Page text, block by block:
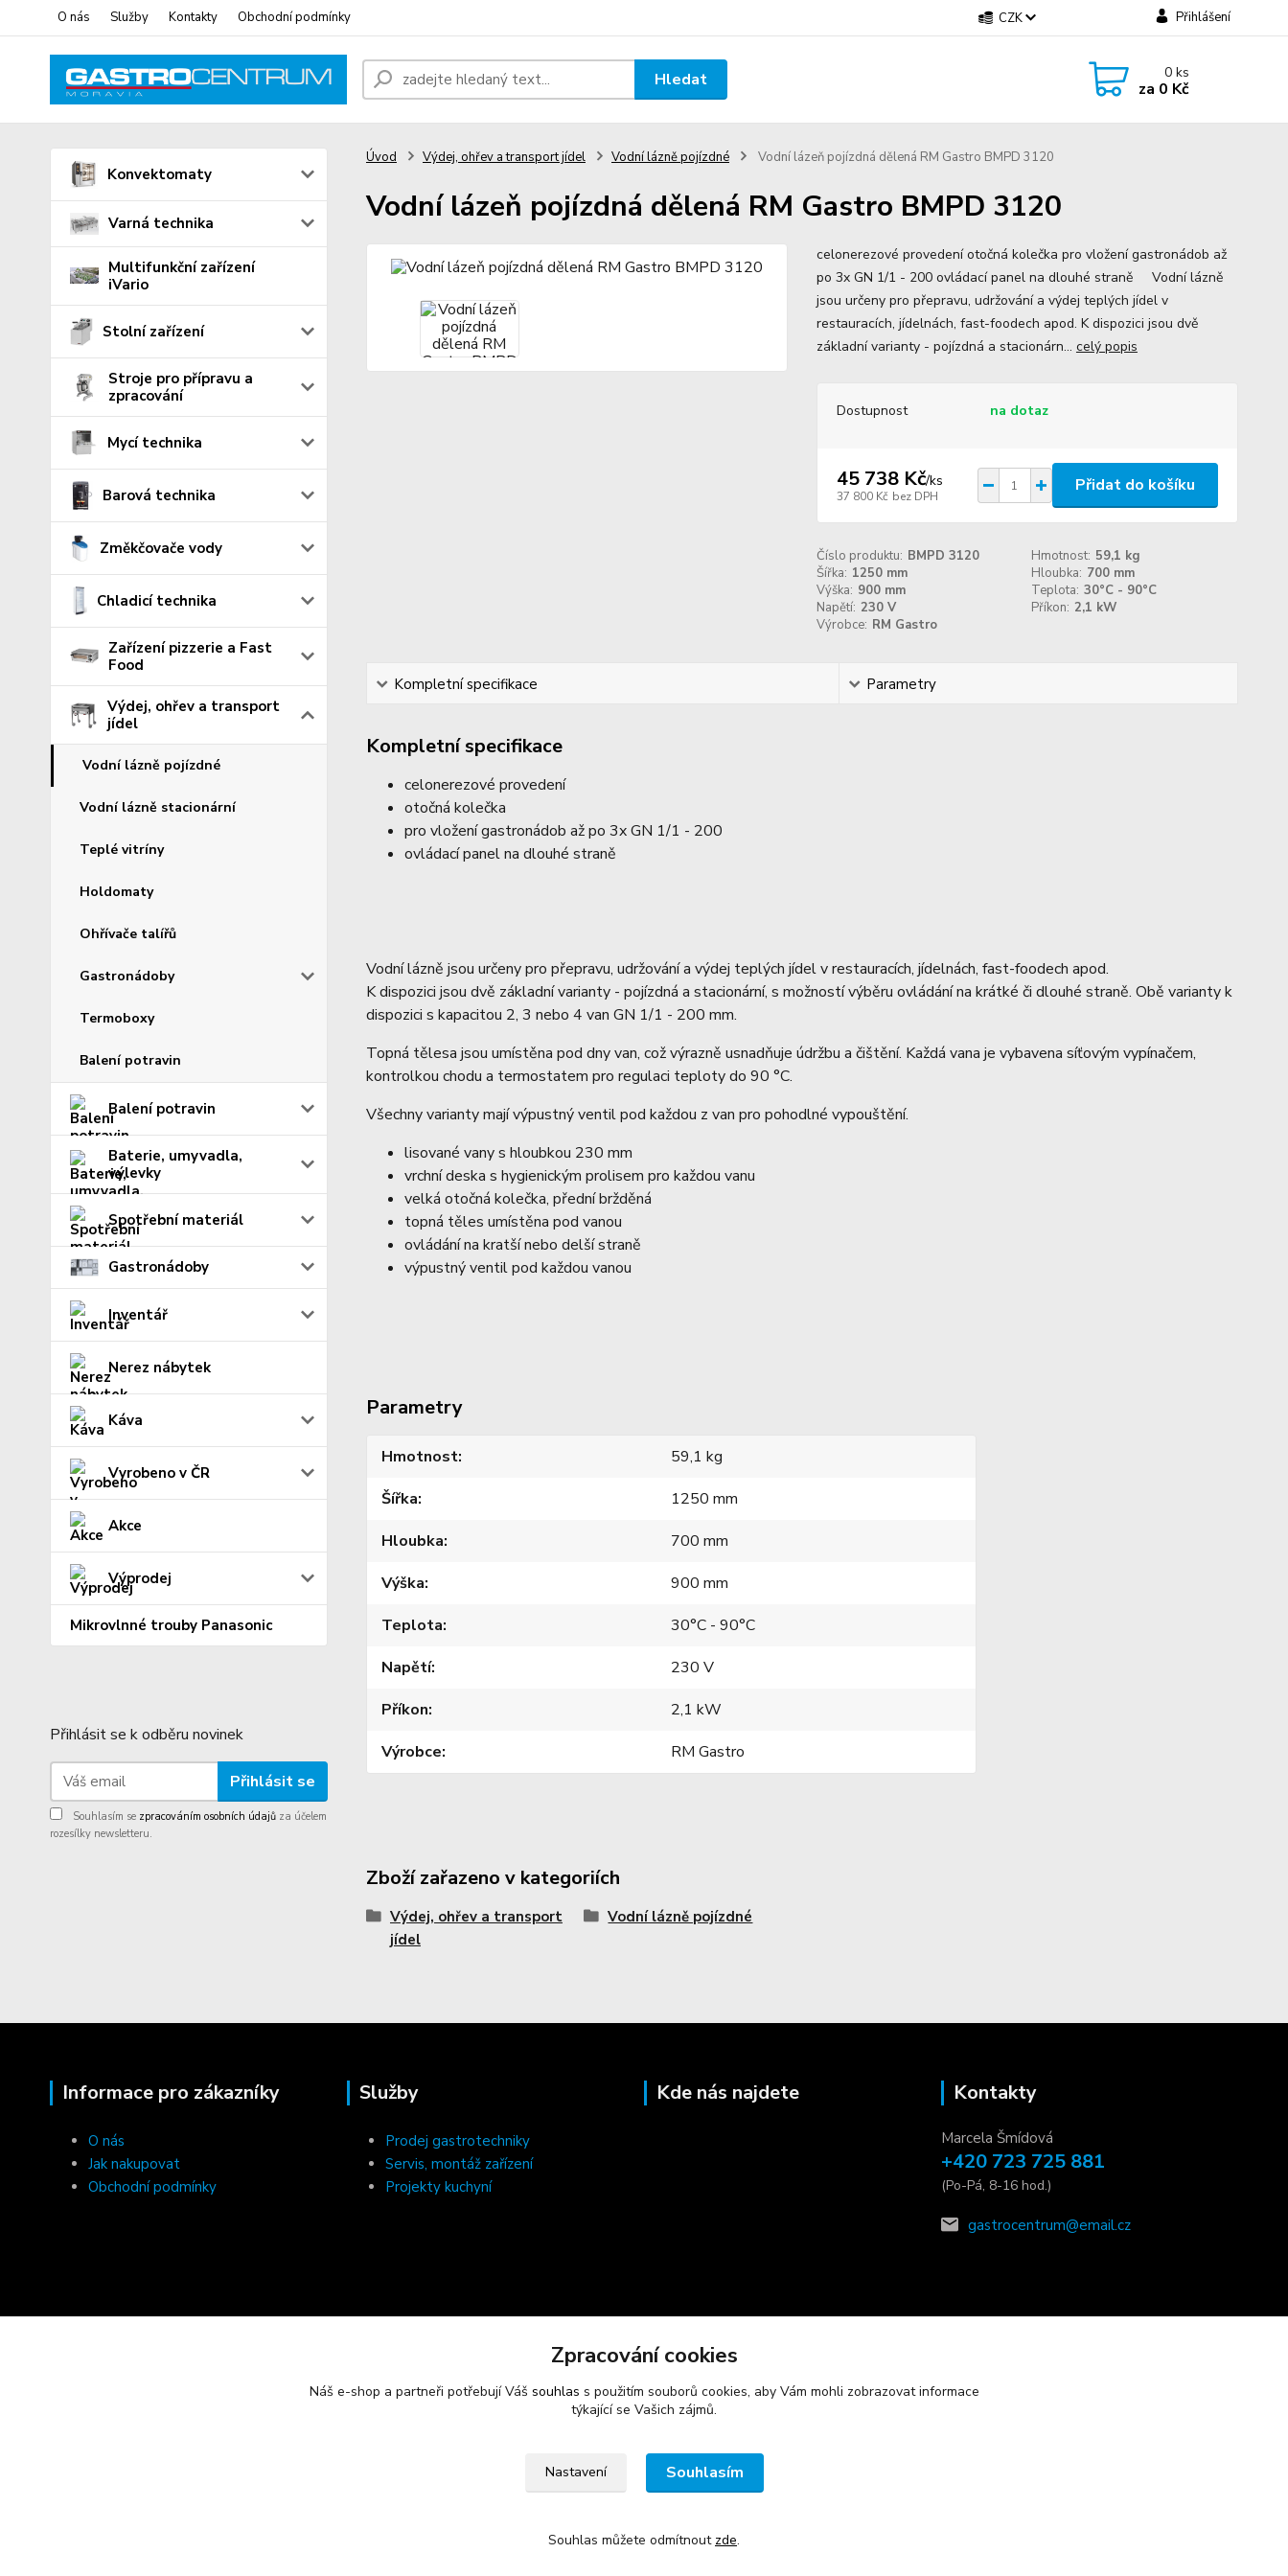
O nás Služby Kontakty Obchodní podmínky CZK Přihlášení
Hledat 0ks
za 0 Kč
Konvektomaty
Varná technika
Multifunkční zařízení
iVario
Stolní zařízení
Stroje pro přípravu a
zpracování
Mycí technika
Barová technika
Změkčovače vody
Chladicí technika
Zařízení pizzerie a Fast
Food
Výdej, ohřev a transport
jídel
Vodní lázně pojízdné
Vodní lázně stacionární
Teplé vitríny
Holdomaty
Ohřívače talířů
Gastronádoby
Termoboxy
Balení potravin
Balení potravin
Baterie, umyvadla,
výlevky
Spotřební materiál
Gastronádoby
Inventář
Nerez nábytek
Káva
Vyrobeno v ČR
Akce
Výprodej
Mikrovlnné trouby Panasonic
Přihlásit se k odběru novinek
Přihlásit se
Souhlasím se zpracováním osobních údajů za účelem
rozesílky newsletteru.
Úvod Výdej, ohřev a transport jídel Vodní lázně pojízdné Vodní lázeň pojízdná dělená RM Gastro BMPD 3120
Vodní lázeň pojízdná dělená RM Gastro BMPD 3120
celonerezové provedení otočná kolečka pro vložení gastronádob až
po 3x GN 1/1 - 200 ovládací panel na dlouhé straně Vodní lázně
jsou určeny pro přepravu, udržování a výdej teplých jídel v
restauracích, jídelnách, fast-foodech apod. K dispozici jsou dvě
základní varianty - pojízdná a stacionárn... celý popis
Dostupnost na dotaz
45 738 Kč/ks
37 800 Kč bez DPH
Přidat do košíku
Číslo produktu: BMPD 3120 Hmotnost: 59,1 kg
Šířka: 1250 mm Hloubka: 700 mm
Výška: 900 mm Teplota: 30°C - 90°C
Napětí: 230 V Příkon: 2,1 kW
Výrobce: RM Gastro
Kompletní specifikace Parametry
Kompletní specifikace
celonerezové provedení
otočná kolečka
pro vložení gastronádob až po 3x GN 1/1 - 200
ovládací panel na dlouhé straně
Vodní lázně jsou určeny pro přepravu, udržování a výdej teplých jídel v restauracích, jídelnách, fast-foodech apod.
K dispozici jsou dvě základní varianty - pojízdná a stacionární, s možností výběru ovládání na krátké či dlouhé straně. Obě varianty k
dispozici s kapacitou 2, 3 nebo 4 van GN 1/1 - 200 mm.
Topná tělesa jsou umístěna pod dny van, což výrazně usnadňuje údržbu a čištění. Každá vana je vybavena síťovým vypínačem,
kontrolkou chodu a termostatem pro regulaci teploty do 90 °C.
Všechny varianty mají výpustný ventil pod každou z van pro pohodlné vypouštění.
lisované vany s hloubkou 230 mm
vrchní deska s hygienickým prolisem pro každou vanu
velká otočná kolečka, přední bržděná
topná těles umístěna pod vanou
ovládání na kratší nebo delší straně
výpustný ventil pod každou vanou
Parametry
Hmotnost
59,1 kg
Šířka
1250 mm
Hloubka
700 mm
Výška
900 mm
Teplota
30°C - 90°C
Napětí
230 V
Příkon
2,1 kW
Výrobce
RM Gastro
Zboží zařazeno v kategoriích
Výdej, ohřev a transport
jídel
Vodní lázně pojízdné
Informace pro zákazníky
O nás
Jak nakupovat
Obchodní podmínky
Služby
Prodej gastrotechniky
Servis, montáž zařízení
Projekty kuchyní
Kde nás najdete Kontakty
Marcela Šmídová
+420 723 725 881
(Po-Pá, 8-16 hod.)
gastrocentrum@email.cz
Zpracování cookies
Náš e-shop a partneři potřebují Váš souhlas s použitím souborů cookies, aby Vám mohli zobrazovat informace
týkající se Vašich zájmů.
Nastavení Souhlasím
Souhlas můžete odmítnout zde.